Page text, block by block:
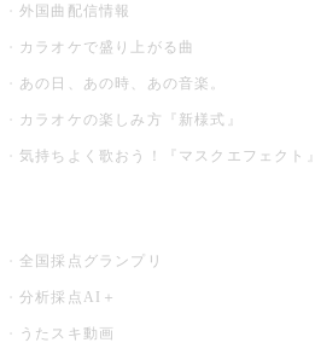
外国曲配信情報
カラオケで盛り上がる曲
あの日、あの時、あの音楽。
カラオケの楽しみ方『新様式』
気持ちよく歌おう！『マスクエフェクト』
全国採点グランプリ
分析採点AI＋
うたスキ動画